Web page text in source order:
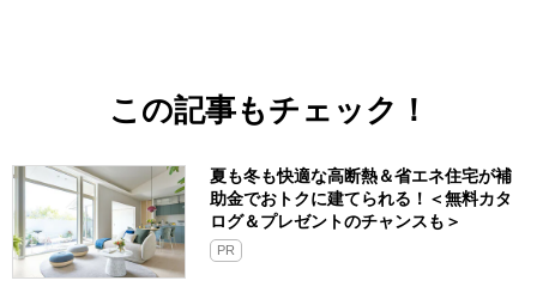
この記事もチェック！
夏も冬も快適な高断熱＆省エネ住宅が補
助金でおトクに建てられる！＜無料カタ
ログ＆プレゼントのチャンスも＞
PR